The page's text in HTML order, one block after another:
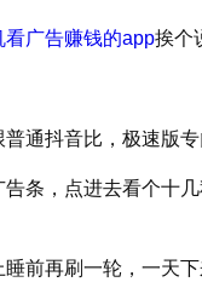
看广告赚钱的app挨个
通抖音比，极速版
条，点进去看个十
前再刷一轮，一天